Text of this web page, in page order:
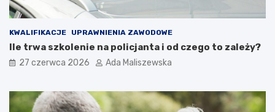
KWALIFIKACJE UPRAWNIENIA ZAWODOWE
Ile trwa szkolenie na policjanta i od czego to zależy?
27 czerwca 2026 Ada Maliszewska